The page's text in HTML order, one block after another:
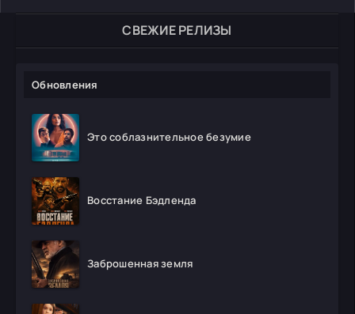
СВЕЖИЕ РЕЛИЗЫ
Обновления
Это соблазнительное безумие
Восстание Бэдленда
Заброшенная земля